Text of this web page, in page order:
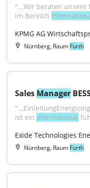
"...Wir beraten
im Bereich
KPMG AG
Nürnberg, Raum Fürth
Sales Manager
ist ein international
Exide Technologies
Nürnberg, Raum Fürth